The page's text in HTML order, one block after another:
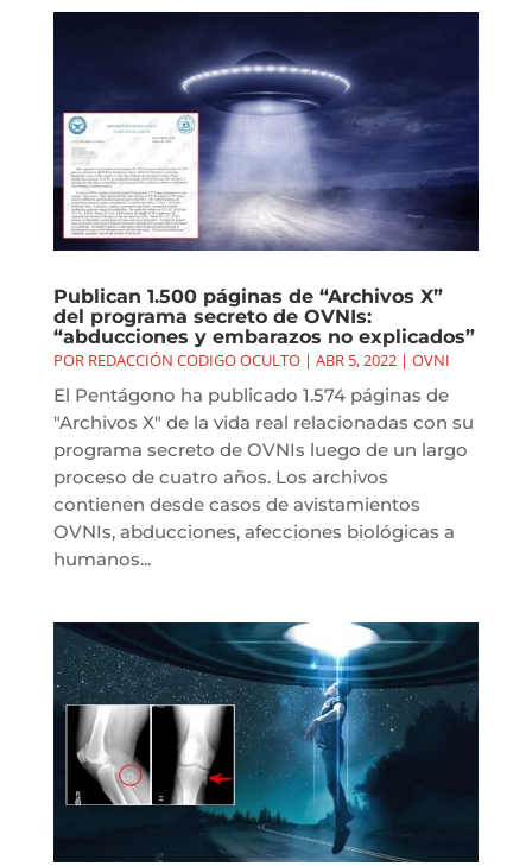
Publican 1.500 páginas de “Archivos X”
del programa secreto de OVNIs:
“abducciones y embarazos no explicados”
POR REDACCIÓN CODIGO OCULTO| ABR 5, 2022| OVNI
El Pentágono ha publicado 1.574 páginas de
"Archivos X" de la vida real relacionadas con su
programa secreto de OVNIs luego de un largo
proceso de cuatro años. Los archivos
contienen desde casos de avistamientos
OVNIs, abducciones, afecciones biológicas a
humanos...